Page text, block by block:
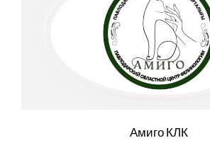
Амиго КЛК